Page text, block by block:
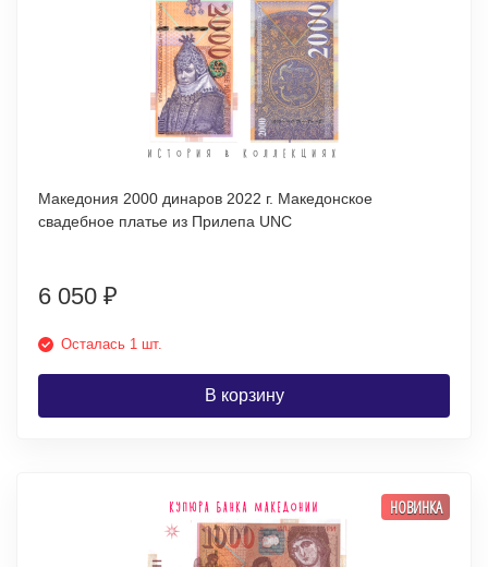
Македония 2000 динаров 2022 г. Македонское
свадебное платье из Прилепа UNC
6 050 ₽
Осталась 1 шт.
В корзину
НОВИНКА